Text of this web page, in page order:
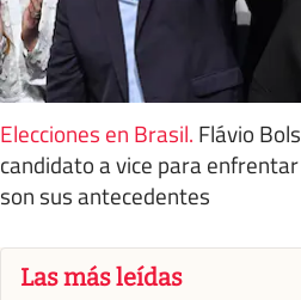
Elecciones en Brasil. Flávio
candidato a vice para
son sus antecedentes
Las más leídas